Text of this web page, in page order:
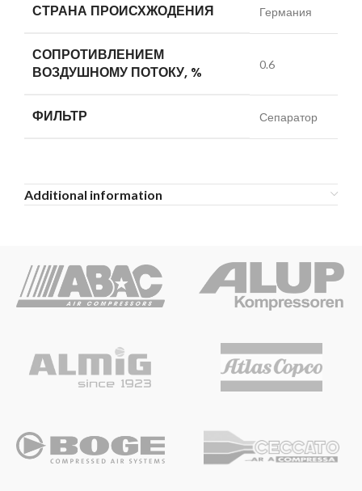
СТРАНА ПРОИСХЖОДЕНИЯ Германия
СОПРОТИВЛЕНИЕМ
ВОЗДУШНОМУ ПОТОКУ, %
0.6
ФИЛЬТР Сепаратор
Additional information